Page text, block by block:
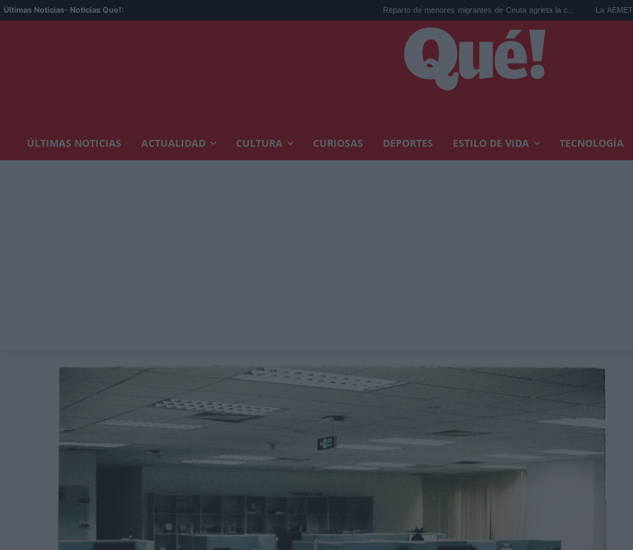
Últimas Noticias- Noticias Que!: Reparto de menores migrantes de Ceuta agrieta la c... La AEMET prepara una
ÚLTIMAS NOTICIAS ACTUALIDAD CULTURA CURIOSAS DEPORTES ESTILO DE VIDA TECNOLOGÍA